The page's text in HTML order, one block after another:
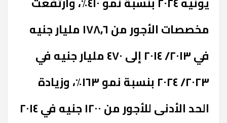
مخصصات الأجور من ١٧٨,٦ مليار جنيه
في ٢٠١٣/ ٢٠١٤ إلى ٤٧٠ مليار جنيه في
٢٠٢٣/ ٢٠٢٤ بنسبة نمو ١٦٣٪، وزيادة
الحد الأدنى للأجور من ١٢٠٠ جنيه في ٢٠١٤